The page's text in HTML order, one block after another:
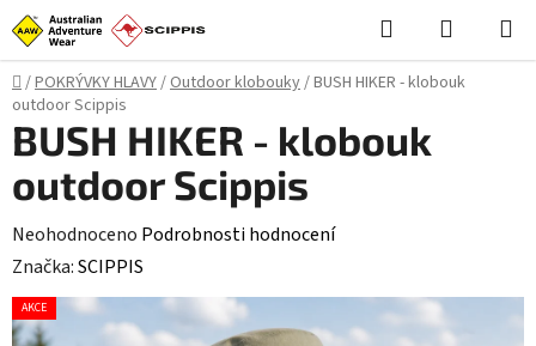
Přejít
na
obsah
Hledat
KOŠÍK
Domů
/POKRÝVKY HLAVY/Outdoor klobouky/BUSH HIKER - klobouk
outdoor Scippis
BUSH HIKER - klobouk
outdoor Scippis
Průměrné
hodnocení
produktu
je
Neohodnoceno Podrobnosti hodnocení
Značka:SCIPPIS
AKCE